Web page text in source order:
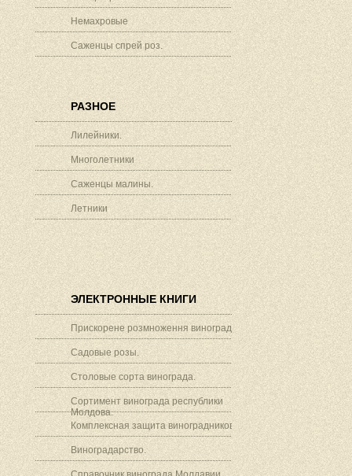
Немахровые
Саженцы спрей роз.
РАЗНОЕ
Лилейники.
Многолетники
Саженцы малины.
Летники
ЭЛЕКТРОННЫЕ КНИГИ
Прискорене розмноження винограду.
Садовые розы.
Столовые сорта винограда.
Сортимент винограда республики
Молдова.
Комплексная защита виноградников.
Виноградарство.